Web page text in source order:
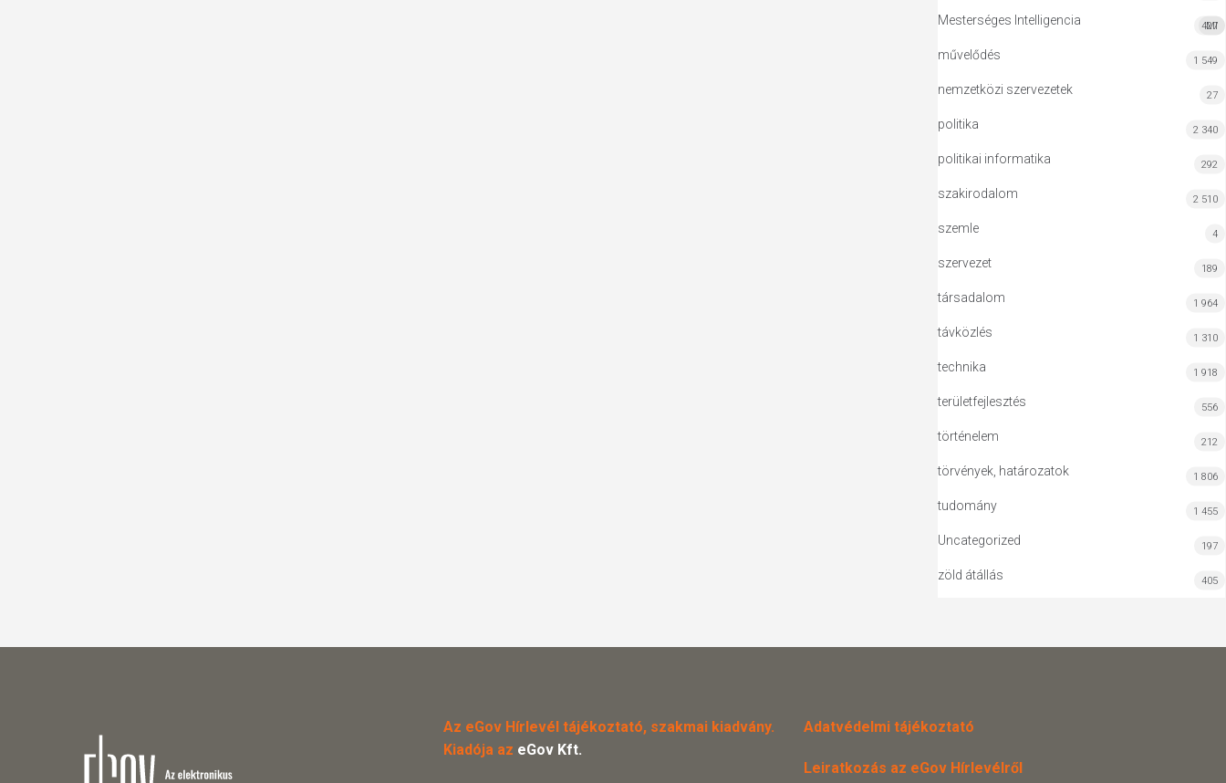
Mesterséges Intelligencia MI
427
művelődés 1 549
nemzetközi szervezetek 27
politika 2 340
politikai informatika 292
szakirodalom 2 510
szemle 4
szervezet 189
társadalom 1 964
távközlés 1 310
technika 1 918
területfejlesztés 556
történelem 212
törvények, határozatok 1 806
tudomány 1 455
Uncategorized 197
zöld átállás 405
Az eGov Hírlevél tájékoztató, szakmai kiadvány.
Kiadója az eGov Kft.
Adatvédelmi tájékoztató
Leiratkozás az eGov Hírlevélről